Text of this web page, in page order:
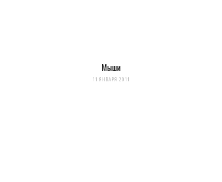
Мыши
11 ЯНВАРЯ 2011